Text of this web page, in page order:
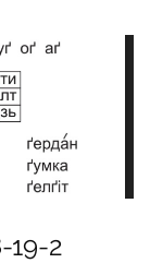
19-2